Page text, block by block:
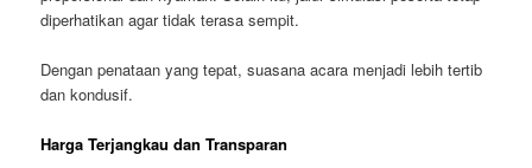
diperhatikan agar tidak terasa sempit.
Dengan penataan yang tepat, suasana acara menjadi lebih tertib
dan kondusif.
Harga Terjangkau dan Transparan